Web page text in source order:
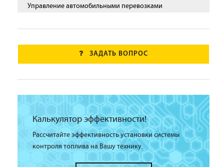
Управление автомобильными перевозками
ЗАДАТЬ ВОПРОС
Калькулятор эффективности!
Рассчитайте эффективность установки системы
контроля топлива на Вашу технику.